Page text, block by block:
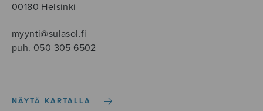
00180 Helsinki
myynti@sulasol.fi
puh. 050 305 6502
NÄYTÄ KARTALLA